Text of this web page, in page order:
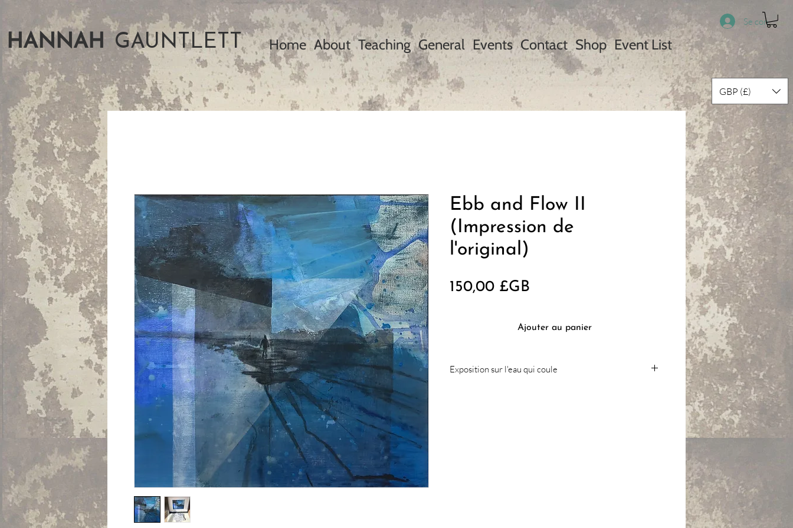
HANNAH GAUNTLETT
Se connecter
Home About Teaching General Events Contact Shop Event List
GBP (£)
Ebb and Flow II
(Impression de
l'original)
150,00 £GB
Ajouter au panier
Exposition sur l'eau qui coule